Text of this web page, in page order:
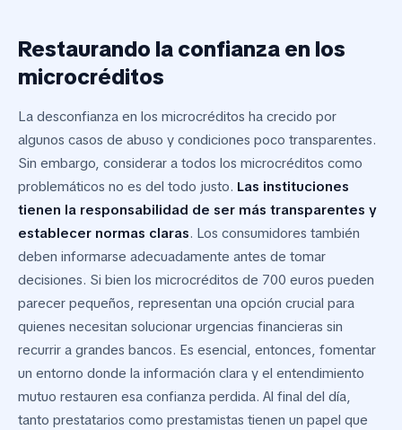
Restaurando la confianza en los
microcréditos
La desconfianza en los microcréditos ha crecido por
algunos casos de abuso y condiciones poco transparentes.
Sin embargo, considerar a todos los microcréditos como
problemáticos no es del todo justo. Las instituciones
tienen la responsabilidad de ser más transparentes y
establecer normas claras. Los consumidores también
deben informarse adecuadamente antes de tomar
decisiones. Si bien los microcréditos de 700 euros pueden
parecer pequeños, representan una opción crucial para
quienes necesitan solucionar urgencias financieras sin
recurrir a grandes bancos. Es esencial, entonces, fomentar
un entorno donde la información clara y el entendimiento
mutuo restauren esa confianza perdida. Al final del día,
tanto prestatarios como prestamistas tienen un papel que